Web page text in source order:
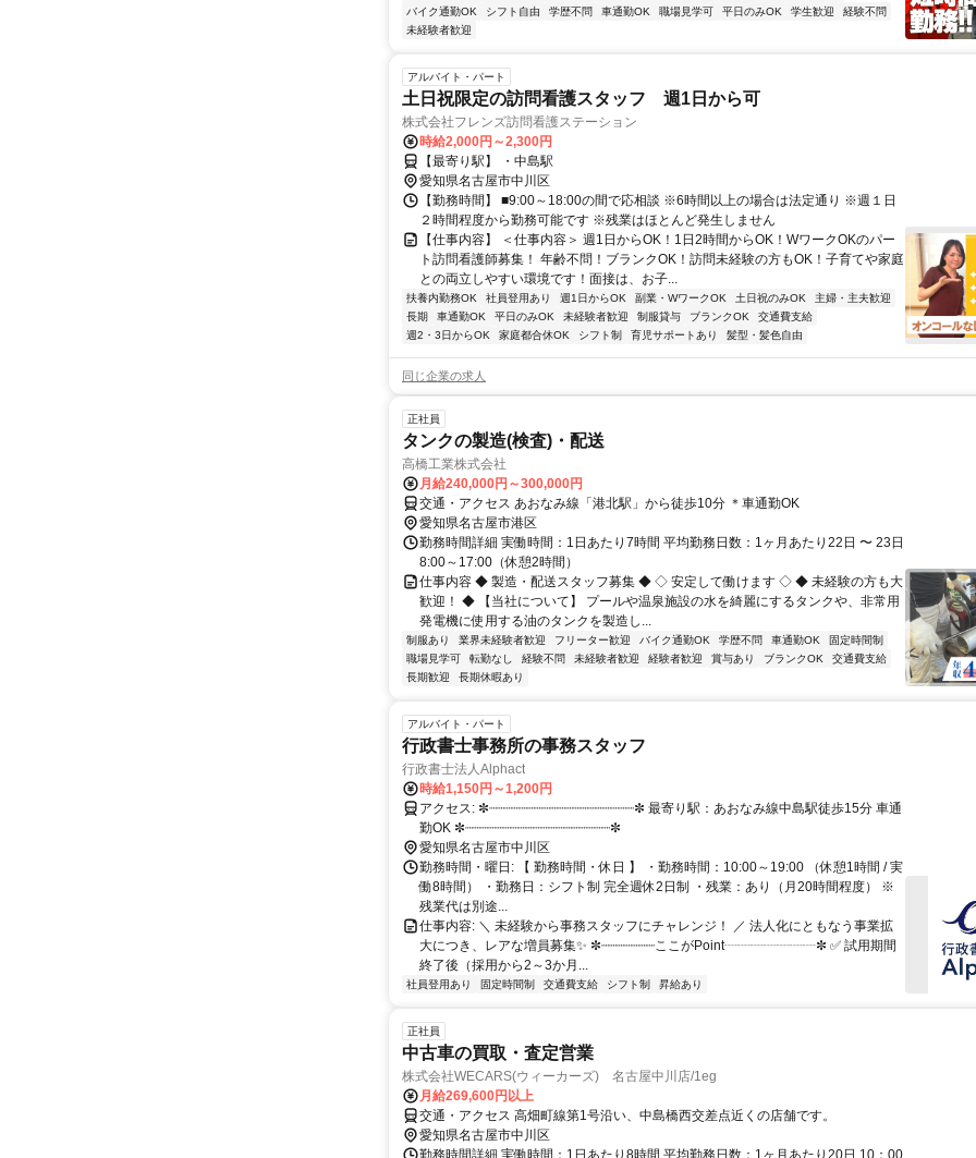
バイク通勤OK
シフト自由 学歴不問 車通勤OK 職場見学可 平日のみOK 学生歓迎
経験不問
未経験者歓迎
アルバイト・パート
土日祝限定の訪問看護スタッフ 週1日から可
株式会社フレンズ訪問看護ステーション
時給2,000円～2,300円
【最寄り駅】 ・中島駅
愛知県名古屋市中川区
【勤務時間】 ■9:00～18:00の間で応相談 ※6時間以上の場合は法定通り ※週１日
２時間程度から勤務可能です ※残業はほとんど発生しません
【仕事内容】 ＜仕事内容＞ 週1日からOK！1日2時間からOK！WワークOKのパー
ト訪問看護師募集！ 年齢不問！ブランクOK！訪問未経験の方もOK！子育てや家庭
との両立しやすい環境です！面接は、お子...
扶養内勤務OK 社員登用あり 週1日からOK 副業・WワークOK 土日祝のみOK
主婦・主夫歓迎
長期
車通勤OK 平日のみOK 未経験者歓迎 制服貸与 ブランクOK
交通費支給
週2・3日からOK
家庭都合休OK シフト制 育児サポートあり 髪型・髪色自由
同じ企業の求人
正社員
タンクの製造(検査)・配送
高橋工業株式会社
月給240,000円～300,000円
交通・アクセス あおなみ線「港北駅」から徒歩10分 ＊車通勤OK
愛知県名古屋市港区
勤務時間詳細 実働時間：1日あたり7時間 平均勤務日数：1ヶ月あたり22日 〜 23日
8:00～17:00（休憩2時間）
仕事内容 ◆ 製造・配送スタッフ募集 ◆ ◇ 安定して働けます ◇ ◆ 未経験の方も大
歓迎！ ◆ 【当社について】 プールや温泉施設の水を綺麗にするタンクや、非常用
発電機に使用する油のタンクを製造し...
制服あり 業界未経験者歓迎 フリーター歓迎 バイク通勤OK 学歴不問 車通勤OK
固定時間制
職場見学可
転勤なし 経験不問 未経験者歓迎 経験者歓迎 賞与あり ブランクOK
交通費支給
長期歓迎
長期休暇あり
アルバイト・パート
行政書士事務所の事務スタッフ
行政書士法人Alphact
時給1,150円～1,200円
アクセス: ✼┈┈┈┈┈┈┈┈┈┈┈┈┈┈┈┈┈┈┈✼ 最寄り駅：あおなみ線中島駅徒歩15分 車通
勤OK ✼┈┈┈┈┈┈┈┈┈┈┈┈┈┈┈┈┈┈┈✼
愛知県名古屋市中川区
勤務時間・曜日: 【 勤務時間・休日 】 ・勤務時間：10:00～19:00 （休憩1時間 / 実
働8時間） ・勤務日：シフト制 完全週休2日制 ・残業：あり（月20時間程度） ※
残業代は別途...
仕事内容: ＼ 未経験から事務スタッフにチャレンジ！ ／ 法人化にともなう事業拡
大につき、レアな増員募集✨ ✼┈┈┈┈┈┈┈ここがPoint┈┈┈┈┈┈┈✼ ✅ 試用期間
終了後（採用から2～3か月...
社員登用あり 固定時間制 交通費支給 シフト制 昇給あり
正社員
中古車の買取・査定営業
株式会社WECARS(ウィーカーズ) 名古屋中川店/1eg
月給269,600円以上
交通・アクセス 高畑町線第1号沿い、中島橋西交差点近くの店舗です。
愛知県名古屋市中川区
勤務時間詳細 実働時間：1日あたり8時間 平均勤務日数：1ヶ月あたり20日 10：00